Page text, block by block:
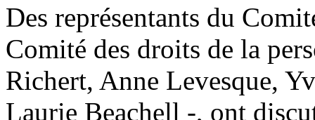
Des représentants du
Comité des droits de la
Richert, Anne Levesque,
Laurie Beachell -, ont